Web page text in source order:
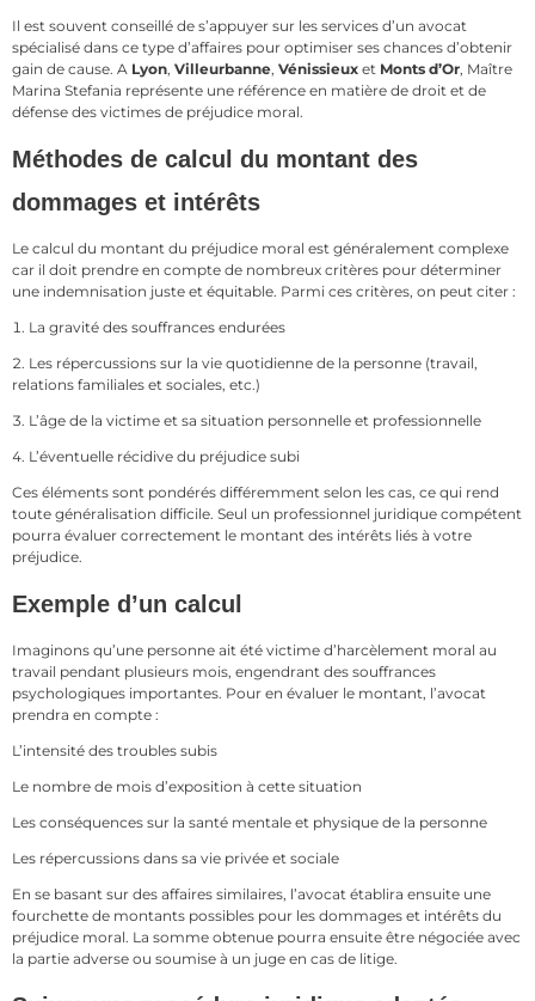
Il est souvent conseillé de s’appuyer sur les services d’un avocat
spécialisé dans ce type d’affaires pour optimiser ses chances d’obtenir
gain de cause. A Lyon, Villeurbanne, Vénissieux et Monts d’Or, Maître
Marina Stefania représente une référence en matière de droit et de
défense des victimes de préjudice moral.
Méthodes de calcul du montant des
dommages et intérêts
Le calcul du montant du préjudice moral est généralement complexe
car il doit prendre en compte de nombreux critères pour déterminer
une indemnisation juste et équitable. Parmi ces critères, on peut citer :
La gravité des souffrances endurées
Les répercussions sur la vie quotidienne de la personne (travail,
relations familiales et sociales, etc.)
L’âge de la victime et sa situation personnelle et professionnelle
L’éventuelle récidive du préjudice subi
Ces éléments sont pondérés différemment selon les cas, ce qui rend
toute généralisation difficile. Seul un professionnel juridique compétent
pourra évaluer correctement le montant des intérêts liés à votre
préjudice.
Exemple d’un calcul
Imaginons qu’une personne ait été victime d’harcèlement moral au
travail pendant plusieurs mois, engendrant des souffrances
psychologiques importantes. Pour en évaluer le montant, l’avocat
prendra en compte :
L’intensité des troubles subis
Le nombre de mois d’exposition à cette situation
Les conséquences sur la santé mentale et physique de la personne
Les répercussions dans sa vie privée et sociale
En se basant sur des affaires similaires, l’avocat établira ensuite une
fourchette de montants possibles pour les dommages et intérêts du
préjudice moral. La somme obtenue pourra ensuite être négociée avec
la partie adverse ou soumise à un juge en cas de litige.